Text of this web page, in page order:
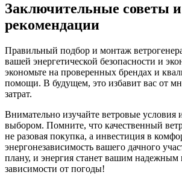
Заключительные советы и
рекомендации
Правильный подбор и монтаж
вашей энергетической безопасности и
экономьте на проверенных брендах и
помощи. В будущем, это избавит вас от
затрат.
Внимательно изучайте ветровые условия
выбором. Помните, что качественный
не разовая покупка, а инвестиция в
энергонезависимость вашего дачного
плану, и энергия станет вашим
зависимости от погоды!